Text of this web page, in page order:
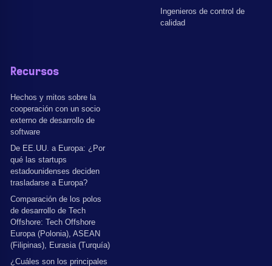
Ingenieros de control de
calidad
Recursos
Hechos y mitos sobre la
cooperación con un socio
externo de desarrollo de
software
De EE.UU. a Europa: ¿Por
qué las startups
estadounidenses deciden
trasladarse a Europa?
Comparación de los polos
de desarrollo de Tech
Offshore: Tech Offshore
Europa (Polonia), ASEAN
(Filipinas), Eurasia (Turquía)
¿Cuáles son los principales